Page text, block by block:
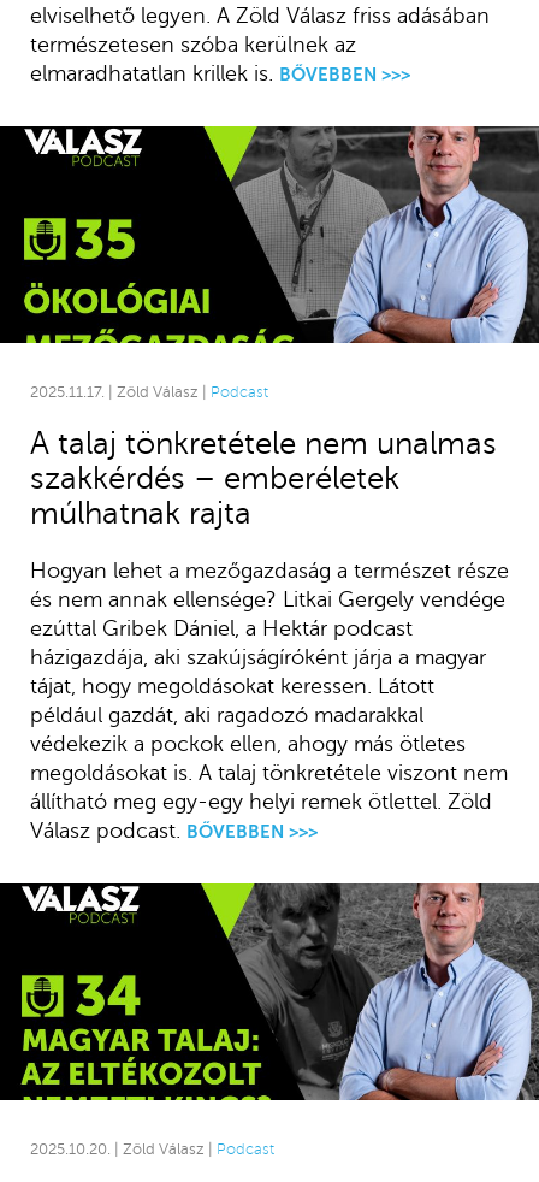
elviselhető legyen. A Zöld Válasz friss adásában
természetesen szóba kerülnek az
elmaradhatatlan krillek is.
BŐVEBBEN >>>
2025.11.17. | Zöld Válasz | Podcast
A talaj tönkretétele nem unalmas
szakkérdés – emberéletek
múlhatnak rajta
Hogyan lehet a mezőgazdaság a természet része
és nem annak ellensége? Litkai Gergely vendége
ezúttal Gribek Dániel, a Hektár podcast
házigazdája, aki szakújságíróként járja a magyar
tájat, hogy megoldásokat keressen. Látott
például gazdát, aki ragadozó madarakkal
védekezik a pockok ellen, ahogy más ötletes
megoldásokat is. A talaj tönkretétele viszont nem
állítható meg egy-egy helyi remek ötlettel. Zöld
Válasz podcast. BŐVEBBEN >>>
2025.10.20. | Zöld Válasz | Podcast